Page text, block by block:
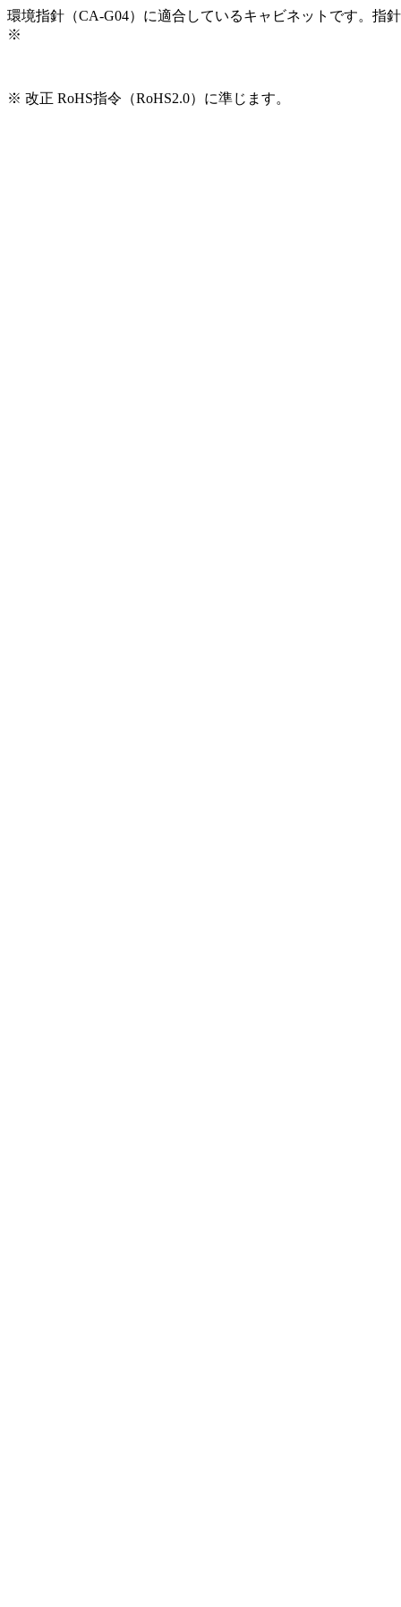
環境指針（CA-G04）に適合しているキャビネットです。指
※
※ 改正 RoHS指令（RoHS2.0）に準じます。